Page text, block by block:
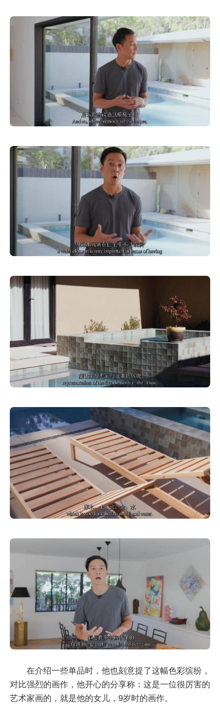
在介绍一些单品时，他也刻意提了这幅色彩缤纷，
对比强烈的画作，他开心的分享称：这是一位很厉害的
艺术家画的，就是他的女儿，9岁时的画作。